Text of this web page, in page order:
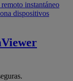
instantáneo
dispositivos